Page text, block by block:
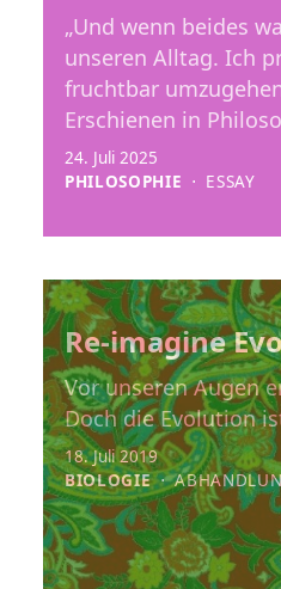
„Und wenn beides
unseren Alltag. Ich
fruchtbar
Erschienen in
24. Juli 2025
PHILOSOPHIE ⋅ ESSAY
Re-imagine
Vor unseren Augen
Doch die Evolution
18. Juli 2019
BIOLOGIE⋅